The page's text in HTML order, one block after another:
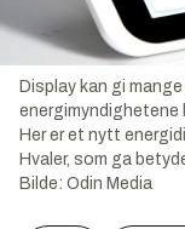
Display kan gi
energimyndighetene
Her er et nytt
Hvaler, som ga
Bilde: Odin Media